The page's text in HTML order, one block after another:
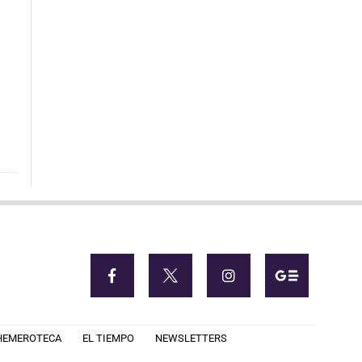
EL TIEMPO NEWSLETTERS